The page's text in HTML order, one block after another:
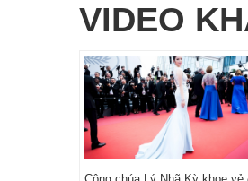
VIDEO